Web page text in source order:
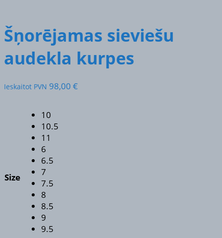
Šņorējamas sieviešu
audekla kurpes
Ieskaitot PVN 98,00 €
Size
10
10.5
11
6
6.5
7
7.5
8
8.5
9
9.5